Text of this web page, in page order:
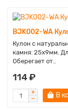
BJK002-WA
Кулон с
камня: 25х9мм.
Оберегает от..
114 ₽
В